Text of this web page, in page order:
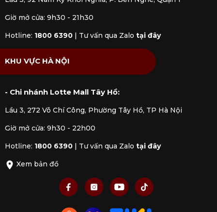
Giờ mở cửa: 9h30 - 21h30
Hotline: 1800 6390 Tư vấn qua Zalo tại đây
KHU VỰC HÀ NỘI
- Chi nhánh Lotte Mall Tây Hồ:
Lầu 3, 272 Võ Chí Công, Phường Tây Hồ, TP Hà Nội
Giờ mở cửa: 9h30 - 22h00
Hotline: 1800 6390 Tư vấn qua Zalo tại đây
Xem bản đồ